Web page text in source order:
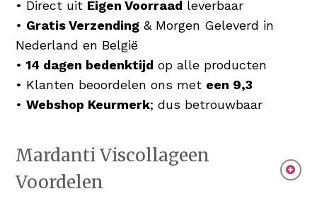
• Direct uit Eigen Voorraad leverbaar
• Gratis Verzending & Morgen Geleverd in
Nederland en België
•14 dagen bedenktijd op alle producten
• Klanten beoordelen ons met een 9,3
•Webshop Keurmerk; dus betrouwbaar
Mardanti Viscollageen
Voordelen